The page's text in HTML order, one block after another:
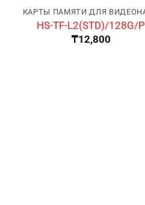
HS-TF-L2(STD)/128G/P
₸12,800